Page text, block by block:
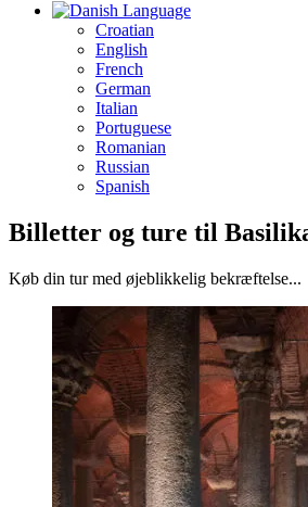
Language
Croatian
English
French
German
Italian
Portuguese
Romanian
Russian
Spanish
Billetter og ture til
Køb din tur med øjeblikkelig bekræftelse...